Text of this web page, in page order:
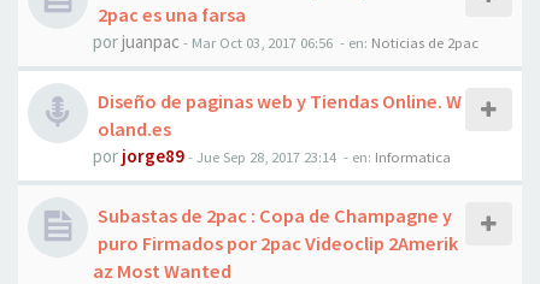
2pac es una farsa
porjuanpac- Mar Oct 03, 2017 06:56 - en: Noticias de 2pac
Diseño de paginas web y Tiendas Online. W
oland.es
por jorge89-Jue Sep 28, 2017 23:14 - en: Informatica
Subastas de 2pac : Copa de Champagne y
puro Firmados por 2pac Videoclip 2Amerik
az Most Wanted